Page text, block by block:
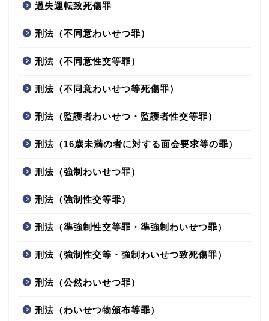
過失運転致死傷罪
刑法（不同意わいせつ罪）
刑法（不同意性交等罪）
刑法（不同意わいせつ等死傷罪）
刑法（監護者わいせつ・監護者性交等罪）
刑法（16歳未満の者に対する面会要求等の罪）
刑法（強制わいせつ罪）
刑法（強制性交等罪）
刑法（準強制性交等罪・準強制わいせつ罪）
刑法（強制性交等・強制わいせつ致死傷罪）
刑法（公然わいせつ罪）
刑法（わいせつ物頒布等罪）